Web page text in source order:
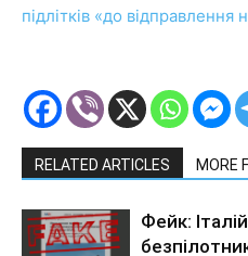
підлітків «до відправлення
RELATED ARTICLES MORE
Фейк: